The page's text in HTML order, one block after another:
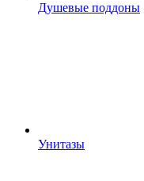
Душевые поддоны
Унитазы